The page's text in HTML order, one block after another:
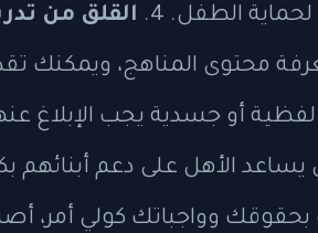
الطفل. 4. القلق من
محتوى المناهج، ويمكنك
أو جسدية يجب الإبلاغ
يساعد الأهل على دعم أبنائهم
بحقوقك وواجباتك كولي أمر،